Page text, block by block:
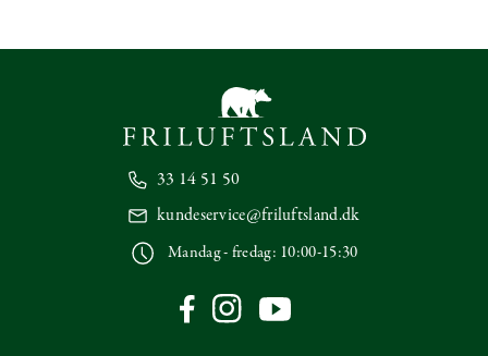
33 14 51 50
kundeservice@friluftsland.dk
Mandag - fredag: 10:00-15:30